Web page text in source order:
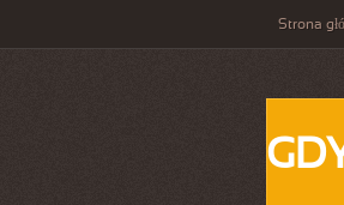
Strona